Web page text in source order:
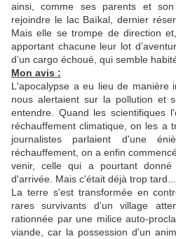
ainsi, comme ses parents et son
rejoindre le lac Baïkal, dernier
Mais elle se trompe de direction
apportant chacune leur lot
d’un cargo échoué, qui semble
Mon avis :
L'apocalypse a eu lieu de manière
nous alertaient sur la pollution et
entendre. Quand les scientifiques
réchauffement climatique, on les a
journalistes parlaient d'une
réchauffement, on a enfin
venir, celle qui a pourtant
d'arrivée. Mais c'était déjà trop tard...
La terre s'est transformée en
rares survivants d'un village
rationnée par une milice auto-
viande, car la possession d'un